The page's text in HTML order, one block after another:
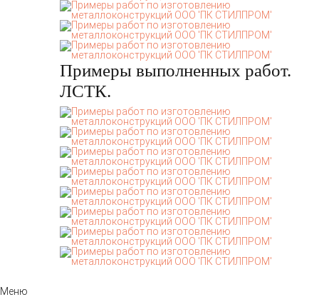
Примеры выполненных работ.
ЛСТК.
Меню